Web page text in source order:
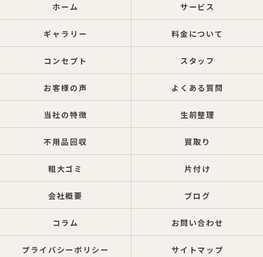
ホーム サービス
ギャラリー 料金について
コンセプト スタッフ
お客様の声 よくある質問
当社の特徴 生前整理
不用品回収 買取り
粗大ゴミ 片付け
会社概要 ブログ
コラム お問い合わせ
プライバシーポリシー サイトマップ